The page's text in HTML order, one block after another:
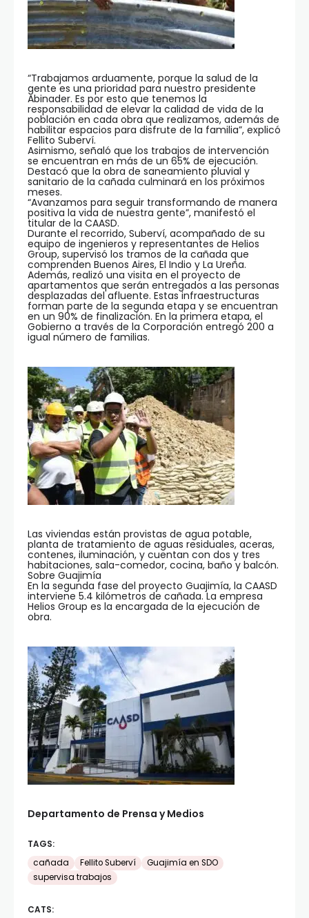
“Trabajamos arduamente, porque la salud de la
gente es una prioridad para nuestro presidente
Abinader. Es por esto que tenemos la
responsabilidad de elevar la calidad de vida de la
población en cada obra que realizamos, además de
habilitar espacios para disfrute de la familia”, explicó
Fellito Suberví.
Asimismo, señaló que los trabajos de intervención
se encuentran en más de un 65% de ejecución.
Destacó que la obra de saneamiento pluvial y
sanitario de la cañada culminará en los próximos
meses.
“Avanzamos para seguir transformando de manera
positiva la vida de nuestra gente”, manifestó el
titular de la CAASD.
Durante el recorrido, Suberví, acompañado de su
equipo de ingenieros y representantes de Helios
Group, supervisó los tramos de la cañada que
comprenden Buenos Aires, El Indio y La Ureña.
Además, realizó una visita en el proyecto de
apartamentos que serán entregados a las personas
desplazadas del afluente. Estas infraestructuras
forman parte de la segunda etapa y se encuentran
en un 90% de finalización. En la primera etapa, el
Gobierno a través de la Corporación entregó 200 a
igual número de familias.
Las viviendas están provistas de agua potable,
planta de tratamiento de aguas residuales, aceras,
contenes, iluminación, y cuentan con dos y tres
habitaciones, sala-comedor, cocina, baño y balcón.
Sobre Guajimía
En la segunda fase del proyecto Guajimía, la CAASD
interviene 5.4 kilómetros de cañada. La empresa
Helios Group es la encargada de la ejecución de
obra.
Departamento de Prensa y Medios
TAGS:
cañada
Fellito Suberví
Guajimía en SDO
supervisa trabajos
CATS: